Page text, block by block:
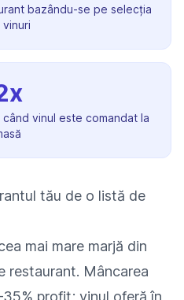
bazându-se pe selecția
vinul este comandat la
tău de o listă de
mai mare marjă din
restaurant. Mâncarea
profit; vinul oferă în